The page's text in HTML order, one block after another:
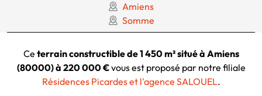
Amiens
Somme
Ce terrain constructible de 1 450 m² situé à Amiens
(80000) à 220 000 €vous est proposé par notre filiale
Résidences Picardes et l'agence SALOUEL.